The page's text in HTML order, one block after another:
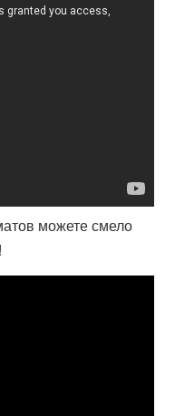
можете смело